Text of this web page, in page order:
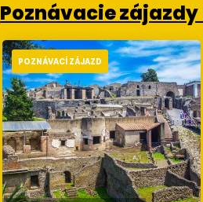
Poznávacie zájazdy
POZNÁVACÍ ZÁJAZD